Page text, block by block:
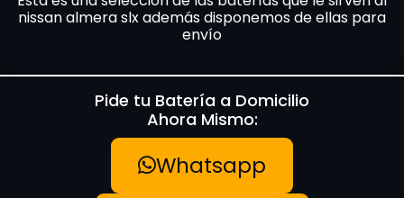
nissan almera slx además disponemos de ellas para
envío
Pide tu Batería a Domicilio
Ahora Mismo:
Whatsapp